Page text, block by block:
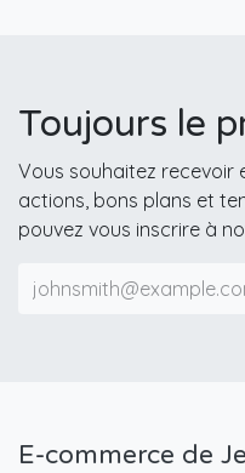
Toujours le
Vous souhaitez recevoir
actions, bons plans et
pouvez vous inscrire à
E-commerce de